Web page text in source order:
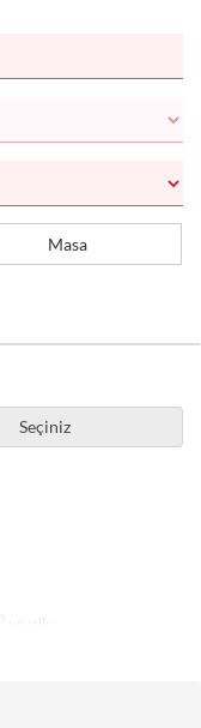
Masa
Seçiniz
usually